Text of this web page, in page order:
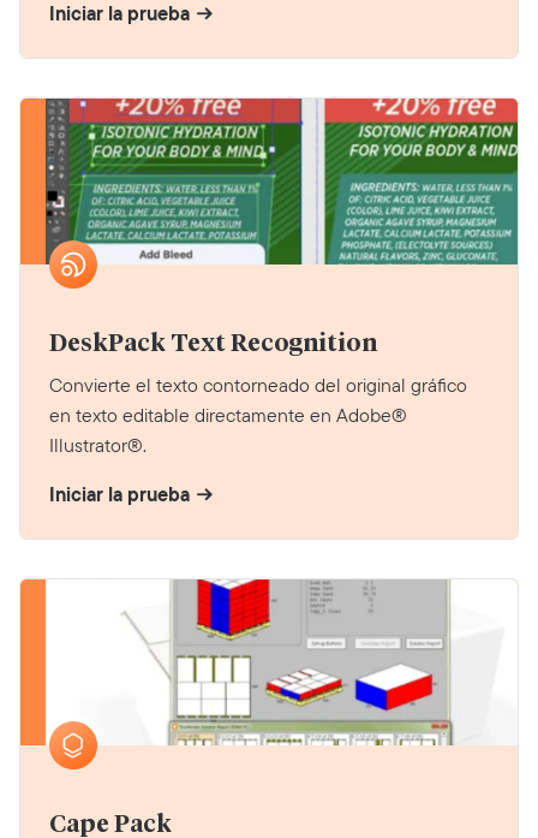
Iniciar la prueba
DeskPack Text Recognition
Convierte el texto contorneado del original gráfico
en texto editable directamente en Adobe®
Illustrator®.
Iniciar la prueba
Cape Pack